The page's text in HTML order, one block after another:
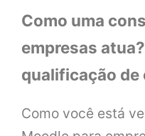
Como uma
empresas
qualificação de
Como você está